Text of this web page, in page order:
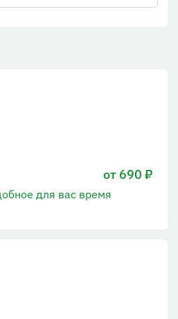
от 690 ₽
для вас время